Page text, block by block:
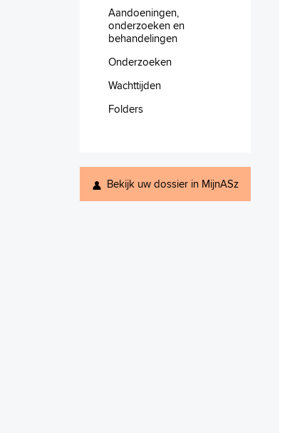
Aandoeningen,
onderzoeken en
behandelingen
Onderzoeken
Wachttijden
Folders
Bekijk uw dossier in MijnASz